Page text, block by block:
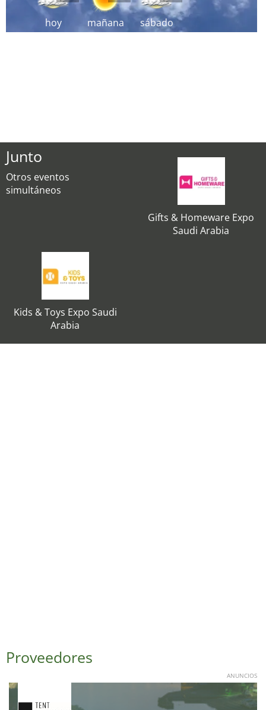
hoy mañana sábado
Junto
Otros eventos
simultáneos
Gifts & Homeware Expo
Saudi Arabia
Kids & Toys Expo Saudi
Arabia
Proveedores
ANUNCIOS